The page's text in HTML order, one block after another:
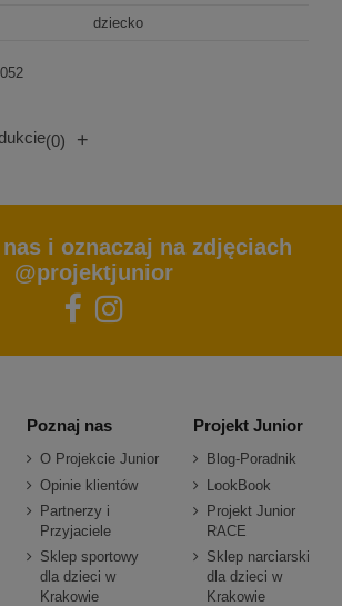
dziecko
(0) +
i oznaczaj na zdjęciach
@projektjunior
Poznaj nas
O Projekcie Junior
Opinie klientów
Partnerzy i
Przyjaciele
Sklep sportowy
dla dzieci w
Krakowie
Projekt Junior
Blog-Poradnik
LookBook
Projekt Junior
RACE
Sklep narciarski
dla dzieci w
Krakowie